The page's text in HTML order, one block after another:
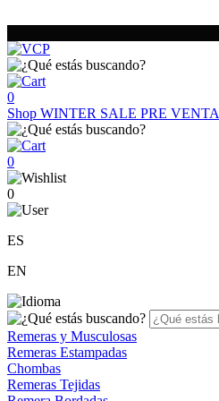
0
Shop WINTER SALE PRE VENTA
0
0
ES
EN
Remeras y Musculosas
Remeras Estampadas
Chombas
Remeras Tejidas